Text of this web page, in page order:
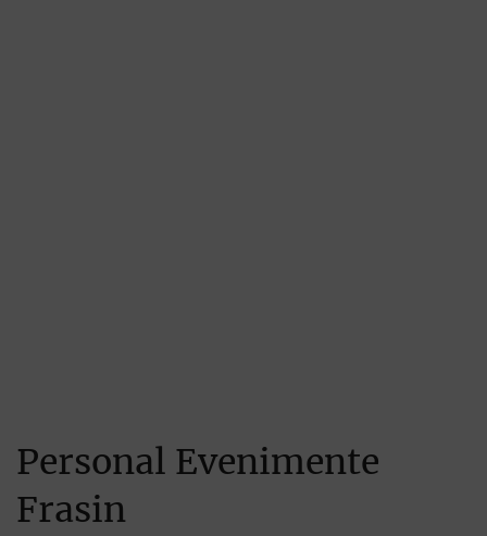
Personal Evenimente
Frasin